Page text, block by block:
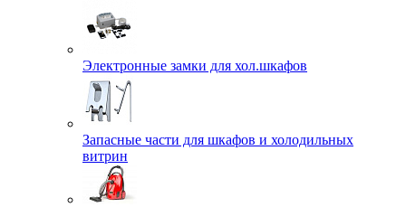
Электронные замки для хол.шкафов
Запасные части для шкафов и холодильных
витрин